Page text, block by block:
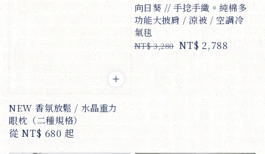
NEW 香氛放鬆 / 水晶重力
眼枕（二種規格）
Regular
從 NT$ 680 起
向日葵 // 手捻手織。純棉多
功能大披肩 / 涼被 / 空調冷
氣毯
Regular
NT$ 3,280 Sale
price
NT$ 2,788